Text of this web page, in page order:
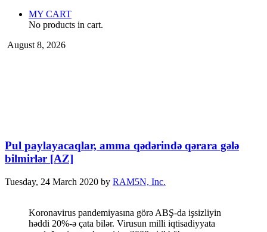
MY CART
No products in cart.
August 8, 2026
Pul paylayacaqlar, amma qədərində qərara gələ
bilmirlər [AZ]
Tuesday, 24 March 2020 by RAM5N, Inc.
Koronavirus pandemiyasına görə ABŞ-da işsizliyin
həddi 20%-ə çata bilər. Virusun milli iqtisadiyyata